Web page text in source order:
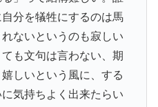
分を犠牲にするのは馬
ないというのも寂しい
も文句は言わない、期
しいという風に、する
気持ちよく出来たらい